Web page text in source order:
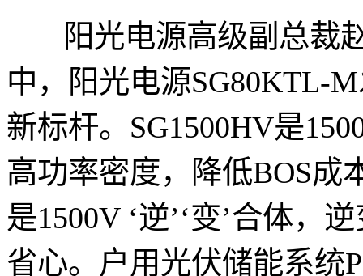
阳光电源高级副总裁赵
中，阳光电源SG80KTL-
新标杆。SG1500HV是
高功率密度，降低BOS成
是1500V ‘逆’‘变’合体，
省心。户用光伏储能系统